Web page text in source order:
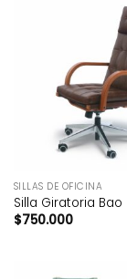
SILLAS DE OFICINA
Silla Giratoria Bao
$750.000